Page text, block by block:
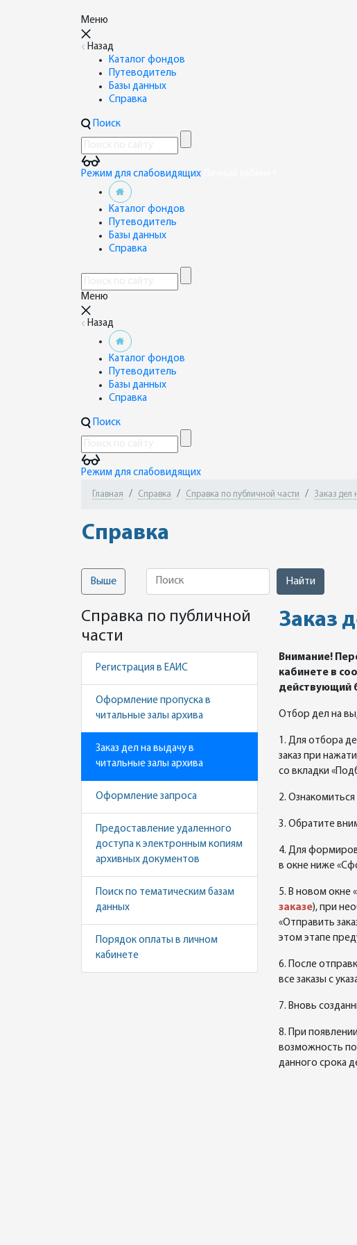
Меню
Назад
Каталог фондов
Путеводитель
Базы данных
Справка
Поиск
Режим для слабовидящих
Каталог фондов
Путеводитель
Базы данных
Справка
Меню
Назад
Каталог фондов
Путеводитель
Базы данных
Справка
Поиск
Режим для слабовидящих
Главная Справка Справка по публичной части Заказ дел
Справка
Выше Поиск Найти
Справка по публичной
части
Регистрация в ЕАИС
Оформление пропуска в
читальные залы архива
Заказ дел на выдачу в
читальные залы архива
Оформление запроса
Предоставление удаленного
доступа к электронным копиям
архивных документов
Поиск по тематическим базам
данных
Порядок оплаты в личном
кабинете
Заказ
Внимание!
кабинете в
действующий
Отбор дел на
1. Для отбора
заказ при
со вкладки
2. Ознакомиться
3. Обратите
4. Для
в окне ниже
5. В новом окне
заказе), при
«Отправить
этом этапе
6. После
все заказы с
7. Вновь
8. При
возможность
данного срока